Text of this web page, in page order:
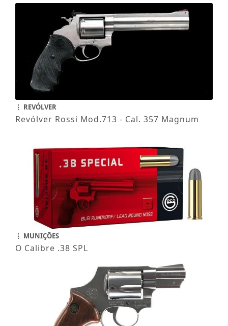
REVÓLVER
Revólver Rossi Mod.713 - Cal. 357 Magnum
MUNIÇÕES
O Calibre .38 SPL